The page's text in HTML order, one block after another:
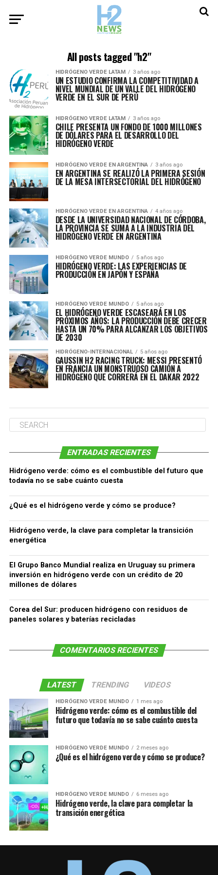
All posts tagged "h2"
HIDRÓGENO VERDE LATAM 3 años ago
UN ESTUDIO CONFIRMA LA COMPETITIVIDAD A
NIVEL MUNDIAL DE UN VALLE DEL HIDRÓGENO
VERDE EN EL SUR DE PERÚ
HIDRÓGENO VERDE LATAM 3 años ago
CHILE PRESENTA UN FONDO DE 1000 MILLONES
DE DÓLARES PARA EL DESARROLLO DEL
HIDRÓGENO VERDE
HIDRÓGENO VERDE EN ARGENTINA 3 años ago
EN ARGENTINA SE REALIZÓ LA PRIMERA SESIÓN
DE LA MESA INTERSECTORIAL DEL HIDRÓGENO
HIDRÓGENO VERDE EN ARGENTINA 4 años ago
DESDE LA UNIVERSIDAD NACIONAL DE CÓRDOBA,
LA PROVINCIA SE SUMA A LA INDUSTRIA DEL
HIDRÓGENO VERDE EN ARGENTINA
HIDRÓGENO VERDE MUNDO 5 años ago
HIDRÓGENO VERDE: LAS EXPERIENCIAS DE
PRODUCCIÓN EN JAPÓN Y ESPAÑA
HIDRÓGENO VERDE MUNDO 5 años ago
EL HIDRÓGENO VERDE ESCASEARÁ EN LOS
PRÓXIMOS AÑOS: LA PRODUCCIÓN DEBE CRECER
HASTA UN 70% PARA ALCANZAR LOS OBJETIVOS
DE 2030
HIDRÓGENO-INTERNACIONAL 5 años ago
GAUSSIN H2 RACING TRUCK: MESSI PRESENTÓ
EN FRANCIA UN MONSTRUOSO CAMIÓN A
HIDRÓGENO QUE CORRERÁ EN EL DAKAR 2022
ENTRADAS RECIENTES
Hidrógeno verde: cómo es el combustible del futuro que
todavía no se sabe cuánto cuesta
¿Qué es el hidrógeno verde y cómo se produce?
Hidrógeno verde, la clave para completar la transición
energética
El Grupo Banco Mundial realiza en Uruguay su primera
inversión en hidrógeno verde con un crédito de 20
millones de dólares
Corea del Sur: producen hidrógeno con residuos de
paneles solares y baterías recicladas
COMENTARIOS RECIENTES
LATEST TRENDING VIDEOS
HIDRÓGENO VERDE MUNDO 1 mes ago
Hidrógeno verde: cómo es el combustible del
futuro que todavía no se sabe cuánto cuesta
HIDRÓGENO VERDE MUNDO 2 meses ago
¿Qué es el hidrógeno verde y cómo se produce?
HIDRÓGENO VERDE MUNDO 6 meses ago
Hidrógeno verde, la clave para completar la
transición energética